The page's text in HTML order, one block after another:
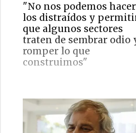
"No nos podemos hacer
los distraídos y
que algunos sectores
traten de sembrar odio
romper lo que
construimos"